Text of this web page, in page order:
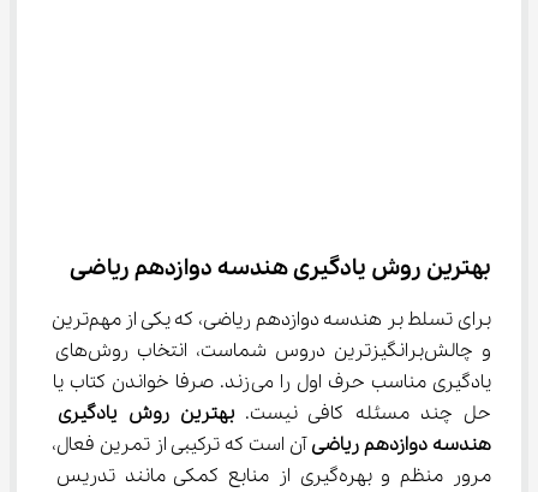
بهترین روش یادگیری هندسه دوازدهم ریاضی
برای تسلط بر هندسه دوازدهم ریاضی، که یکی از مهم‌ترین
و چالش‌برانگیزترین دروس شماست، انتخاب روش‌های
یادگیری مناسب حرف اول را می‌زند. صرفا خواندن کتاب یا
حل چند مسئله کافی نیست. بهترین روش یادگیری
هندسه دوازدهم ریاضی آن است که ترکیبی از تمرین فعال،
مرور منظم و بهره‌گیری از منابع کمکی مانند تدریس